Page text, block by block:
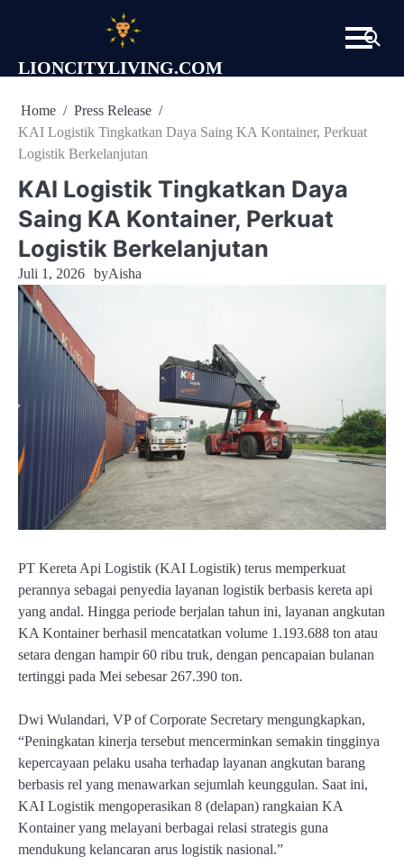
LIONCITYLIVING.COM
Home
Press Release
KAI Logistik Tingkatkan Daya Saing KA Kontainer, Perkuat
Logistik Berkelanjutan
KAI Logistik Tingkatkan Daya
Saing KA Kontainer, Perkuat
Logistik Berkelanjutan
Juli 1, 2026 byAisha
PT Kereta Api Logistik (KAI Logistik) terus memperkuat
perannya sebagai penyedia layanan logistik berbasis kereta api
yang andal. Hingga periode berjalan tahun ini, layanan angkutan
KA Kontainer berhasil mencatatkan volume 1.193.688 ton atau
setara dengan hampir 60 ribu truk, dengan pencapaian bulanan
tertinggi pada Mei sebesar 267.390 ton.
Dwi Wulandari, VP of Corporate Secretary mengungkapkan,
“Peningkatan kinerja tersebut mencerminkan semakin tingginya
kepercayaan pelaku usaha terhadap layanan angkutan barang
berbasis rel yang menawarkan sejumlah keunggulan. Saat ini,
KAI Logistik mengoperasikan 8 (delapan) rangkaian KA
Kontainer yang melayani berbagai relasi strategis guna
mendukung kelancaran arus logistik nasional.”